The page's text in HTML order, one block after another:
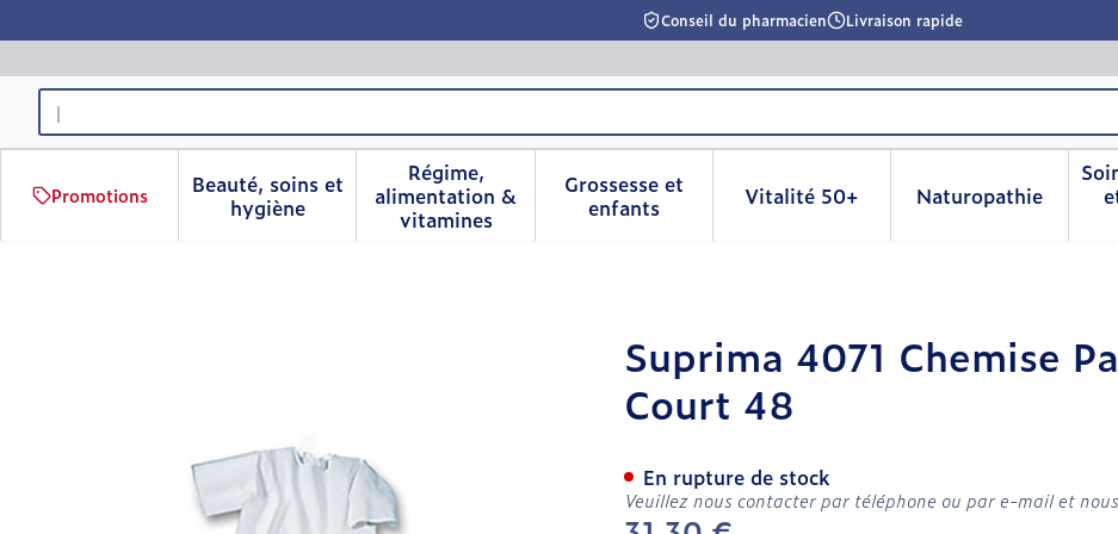
Conseil du pharmacien Livraison rapide
Rechercher
Promotions
Beauté, soins et
hygièneAfficher le sous-menu pour la catégorie Beauté, soins et hygiène
Régime,
alimentation &
vitaminesAfficher le sous-menu pour la catégorie Régime, alimentation &
Grossesse et
enfantsAfficher le sous-menu pour la catégorie Grossesse
Vitalité 50+Afficher le sous-menu pour la
Naturopathie
Afficher le
Suprima 4071 Chemise Patient Dame Manche Court 48
Suprima 4071 Chemise
Court 48
En rupture de stock
Veuillez nous contacter par téléphone ou par e-mail et